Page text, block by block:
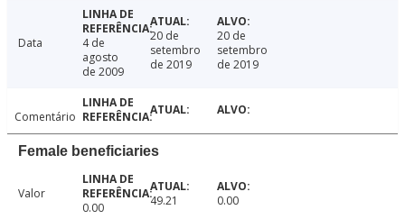
Data
4 de
agosto
de 2009
20 de
setembro
de 2019
20 de
setembro
de 2019
Comentário
Female beneficiaries
Valor
0.00
49.21 0.00